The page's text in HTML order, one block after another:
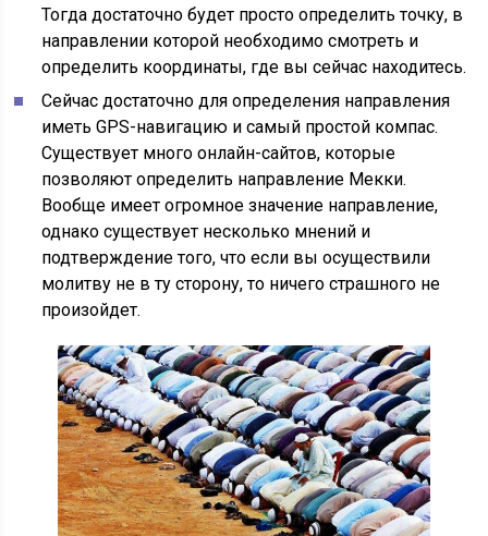
Тогда достаточно будет просто определить точку, в
направлении которой необходимо смотреть и
определить координаты, где вы сейчас находитесь.
Сейчас достаточно для определения направления
иметь GPS-навигацию и самый простой компас.
Существует много онлайн-сайтов, которые
позволяют определить направление Мекки.
Вообще имеет огромное значение направление,
однако существует несколько мнений и
подтверждение того, что если вы осуществили
молитву не в ту сторону, то ничего страшного не
произойдет.